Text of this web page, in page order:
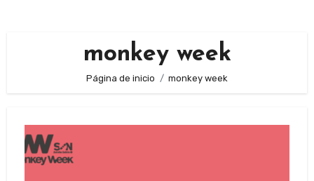
monkey week
Página de inicio monkey week